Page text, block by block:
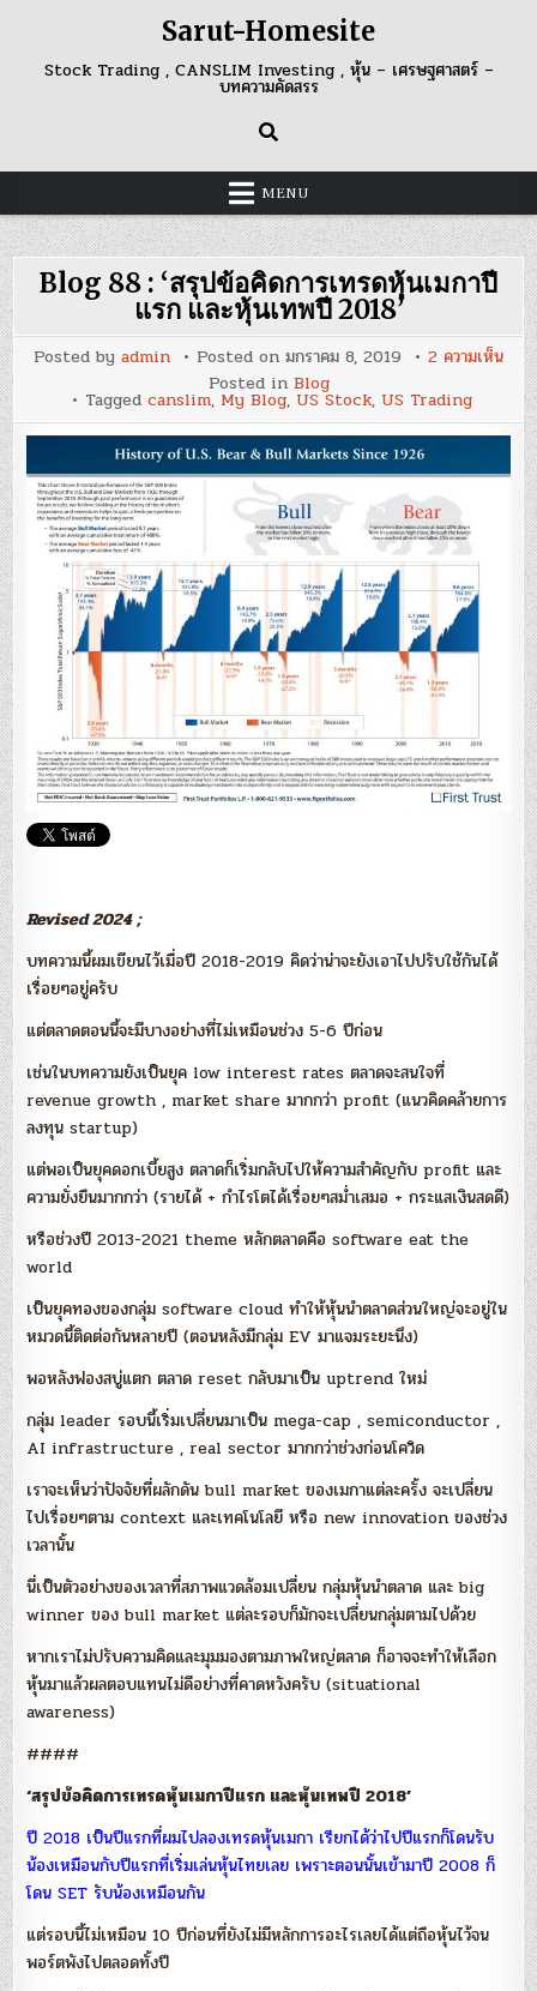
content
Sarut-Homesite
Stock Trading , CANSLIM Investing , หุ้น – เศรษฐศาสตร์ –
บทความคัดสรร
MENU
Blog 88 : ‘สรุปข้อคิดการเทรดหุ้นเมกาปี
แรก และหุ้นเทพปี 2018’
Posted by admin Posted on มกราคม 8, 2019 2 ความเห็นบน
Blog
‘สรุป
ข้อคิ
การ
เทรด
แรก
และ
เทพ
Posted in Blog
Tagged canslim, My Blog, US Stock, US Trading
Revised 2024 ;
บทความนี้ผมเขียนไว้เมื่อปี 2018-2019 คิดว่าน่าจะยังเอาไปปรับใช้กันได้
เรื่อยๆอยู่ครับ
แต่ตลาดตอนนี้จะมีบางอย่างที่ไม่เหมือนช่วง 5-6 ปีก่อน
เช่นในบทความยังเป็นยุค low interest rates ตลาดจะสนใจที่
revenue growth , market share มากกว่า profit (แนวคิดคล้ายการ
ลงทุน startup)
แต่พอเป็นยุคดอกเบี้ยสูง ตลาดก็เริ่มกลับไปให้ความสำคัญกับ profit และ
ความยั่งยืนมากกว่า (รายได้ + กำไรโตได้เรื่อยๆสม่ำเสมอ + กระแสเงินสดดี)
หรือช่วงปี 2013-2021 theme หลักตลาดคือ software eat the
world
เป็นยุคทองของกลุ่ม software cloud ทำให้หุ้นนำตลาดส่วนใหญ่จะอยู่ใน
หมวดนี้ติดต่อกันหลายปี (ตอนหลังมีกลุ่ม EV มาแจมระยะนึง)
พอหลังฟองสบู่แตก ตลาด reset กลับมาเป็น uptrend ใหม่
กลุ่ม leader รอบนี้เริ่มเปลี่ยนมาเป็น mega-cap , semiconductor ,
AI infrastructure , real sector มากกว่าช่วงก่อนโควิด
เราจะเห็นว่าปัจจัยที่ผลักดัน bull market ของเมกาแต่ละครั้ง จะเปลี่ยน
ไปเรื่อยๆตาม context และเทคโนโลยี หรือ new innovation ของช่วง
เวลานั้น
นี่เป็นตัวอย่างของเวลาที่สภาพแวดล้อมเปลี่ยน กลุ่มหุ้นนำตลาด และ big
winner ของ bull market แต่ละรอบก็มักจะเปลี่ยนกลุ่มตามไปด้วย
หากเราไม่ปรับความคิดและมุมมองตามภาพใหญ่ตลาด ก็อาจจะทำให้เลือก
หุ้นมาแล้วผลตอบแทนไม่ดีอย่างที่คาดหวังครับ (situational
awareness)
####
‘สรุปข้อคิดการเทรดหุ้นเมกาปีแรก และหุ้นเทพปี 2018’
ปี 2018 เป็นปีแรกที่ผมไปลองเทรดหุ้นเมกา เรียกได้ว่าไปปีแรกก็โดนรับ
น้องเหมือนกับปีแรกที่เริ่มเล่นหุ้นไทยเลย เพราะตอนนั้นเข้ามาปี 2008 ก็
โดน SET รับน้องเหมือนกัน
แต่รอบนี้ไม่เหมือน 10 ปีก่อนที่ยังไม่มีหลักการอะไรเลยได้แต่ถือหุ้นไว้จน
พอร์ตพังไปตลอดทั้งปี